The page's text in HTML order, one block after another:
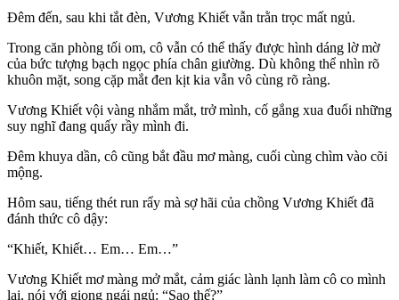
Đêm đến, sau khi tắt đèn, Vương Khiết vẫn trằn trọc mất ngủ.
Trong căn phòng tối om, cô vẫn có thể thấy được hình dáng lờ mờ
của bức tượng bạch ngọc phía chân giường. Dù không thể nhìn rõ
khuôn mặt, song cặp mắt đen kịt kia vẫn vô cùng rõ ràng.
Vương Khiết vội vàng nhắm mắt, trở mình, cố gắng xua đuổi những
suy nghĩ đang quấy rầy mình đi.
Đêm khuya dần, cô cũng bắt đầu mơ màng, cuối cùng chìm vào cõi
mộng.
Hôm sau, tiếng thét run rẩy mà sợ hãi của chồng Vương Khiết đã
đánh thức cô dậy:
“Khiết, Khiết… Em… Em…”
Vương Khiết mơ màng mở mắt, cảm giác lành lạnh làm cô co mình
lại, nói với giọng ngái ngủ: “Sao thế?”